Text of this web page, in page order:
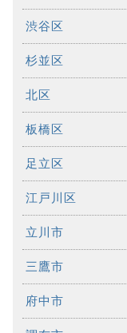
渋谷区
杉並区
北区
板橋区
足立区
江戸川区
立川市
三鷹市
府中市